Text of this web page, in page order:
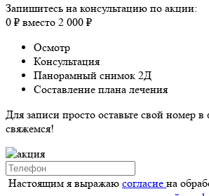
Запишитесь на консультацию по акции:
0 ₽ вместо 2 000 ₽
Осмотр
Консультация
Панорамный снимок 2Д
Составление плана лечения
Для записи просто оставьте свой номер
свяжемся!
Настоящим я выражаю согласие на